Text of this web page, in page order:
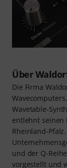
Über
Die Firma
Wavetable-
entlehnt seinen
Rheinland-
und der Q-
vorgestellt und